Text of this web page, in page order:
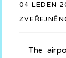
04 LEDEN
The